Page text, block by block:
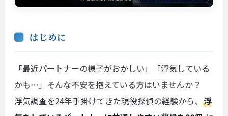
はじめに
「最近パートナーの様子がおかしい」「浮気している
かも…」そんな不安を抱えている方はいませんか？
浮気調査を24年手掛けてきた現役探偵の経験から、 浮